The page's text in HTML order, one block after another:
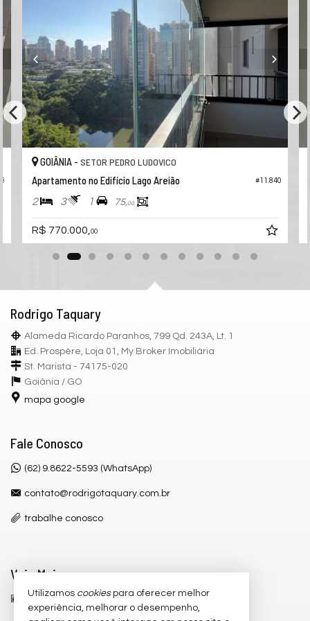
#11.840
GOIÂNIA -SETOR PEDRO LUDOVICO
Apartamento no Residencial Lago Areião
2 3 1
a partir de
Rodrigo Taquary
Alameda Ricardo Paranhos, 799 Qd. 243A, Lt. 1
Ed. Prospère, Loja 01, My Broker Imobiliária
St. Marista - 74175-020
Goiânia / GO
mapa google
Fale Conosco
(62) 9.8622-5593 (WhatsApp)
contato@rodrigotaquary.com.br
trabalhe conosco
Veja Mais
receba nosso newsletter
Utilizamos cookiespara oferecer melhor
experiência, melhorar o desempenho,